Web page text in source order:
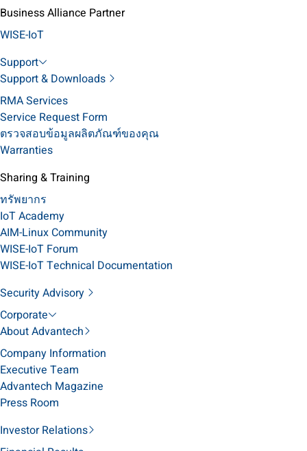
Business Alliance Partner
WISE-IoT
Support
Support & Downloads
RMA Services
Service Request Form
ตรวจสอบข้อมูลผลิตภัณฑ์ของคุณ
Warranties
Sharing & Training
ทรัพยากร
IoT Academy
AIM-Linux Community
WISE-IoT Forum
WISE-IoT Technical Documentation
Security Advisory
Corporate
About Advantech
Company Information
Executive Team
Advantech Magazine
Press Room
Investor Relations